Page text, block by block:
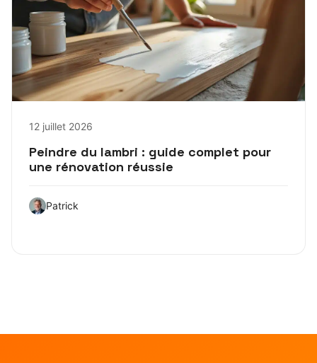
12 juillet 2026
Peindre du lambri : guide complet pour
une rénovation réussie
Patrick